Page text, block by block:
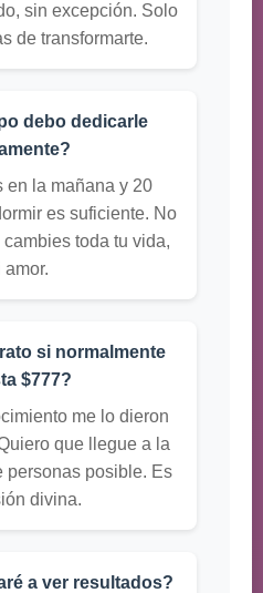
sin excepción. Solo
de transformarte.
debo dedicarle
en la mañana y 20
es suficiente. No
toda tu vida,
amor.
si normalmente
$777?
me lo dieron
que llegue a la
personas posible. Es
divina.
a ver resultados?